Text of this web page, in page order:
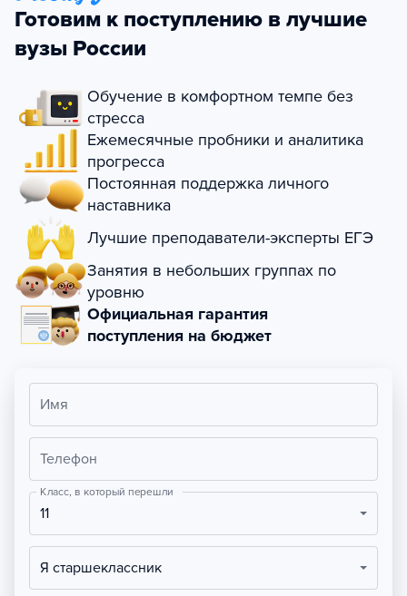
Готовим к поступлению в лучшие
вузы России
Обучение в комфортном темпе без
стресса
Ежемесячные пробники и аналитика
прогресса
Постоянная поддержка личного
наставника
Лучшие преподаватели-эксперты ЕГЭ
Занятия в небольших группах по
уровню
Официальная гарантия
поступления на бюджет
Имя
Телефон
Класс, в который перешли
11
Я старшеклассник